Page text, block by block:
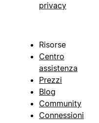
privacy
Risorse
Centro
assistenza
Prezzi
Blog
Community
Connessioni